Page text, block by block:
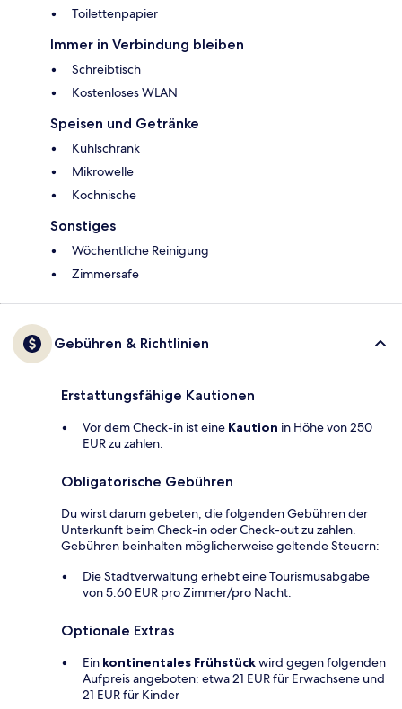
Toilettenpapier
Immer in Verbindung bleiben
Schreibtisch
Kostenloses WLAN
Speisen und Getränke
Kühlschrank
Mikrowelle
Kochnische
Sonstiges
Wöchentliche Reinigung
Zimmersafe
Gebühren & Richtlinien
Erstattungsfähige Kautionen
Vor dem Check-in ist eine Kaution in Höhe von 250
EUR zu zahlen.
Obligatorische Gebühren
Du wirst darum gebeten, die folgenden Gebühren der
Unterkunft beim Check-in oder Check-out zu zahlen.
Gebühren beinhalten möglicherweise geltende Steuern:
Die Stadtverwaltung erhebt eine Tourismusabgabe
von 5.60 EUR pro Zimmer/pro Nacht.
Optionale Extras
Ein kontinentales Frühstückwird gegen folgenden
Aufpreis angeboten: etwa 21 EUR für Erwachsene und
21 EUR für Kinder